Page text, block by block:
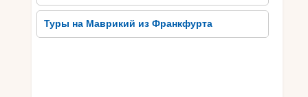
Другим выдающимся наследием является Гранд
Туры на Маврикий из Франкфурта